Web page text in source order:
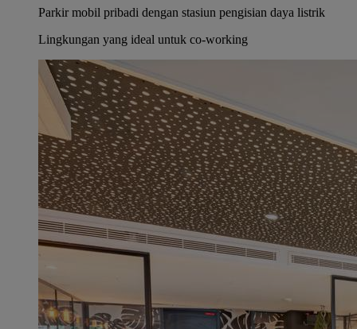
Parkir mobil pribadi dengan stasiun pengisian daya listrik
Lingkungan yang ideal untuk co-working